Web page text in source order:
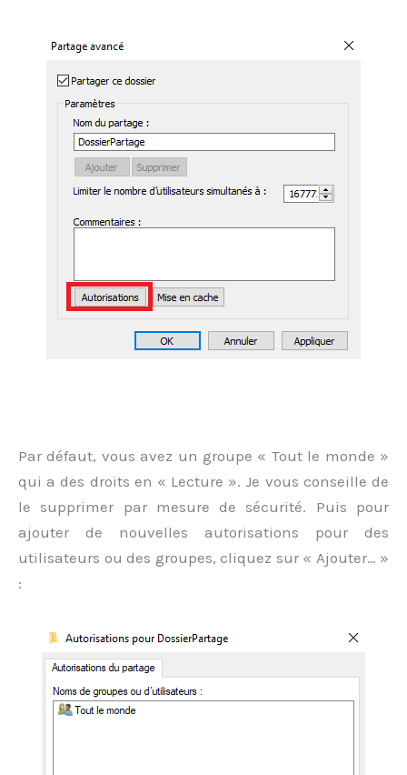
Par défaut, vous avez un groupe « Tout le monde »
qui a des droits en « Lecture ». Je vous conseille de
le supprimer par mesure de sécurité. Puis pour
ajouter de nouvelles autorisations pour des
utilisateurs ou des groupes, cliquez sur « Ajouter… »
: